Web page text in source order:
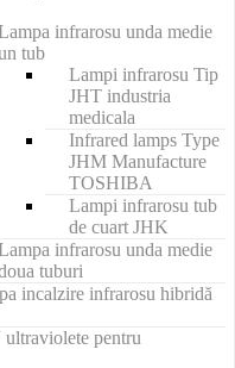
infrarosu unda medie
tub
Lampi infrarosu Tip
JHT industria
medicala
Infrared lamps Type
JHM Manufacture
TOSHIBA
Lampi infrarosu tub
de cuart JHK
infrarosu unda medie
tuburi
incalzire infrarosu hibridă
pentru